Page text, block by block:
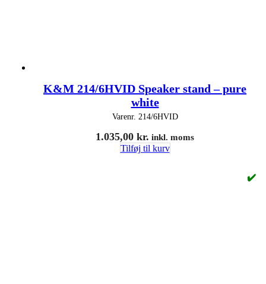
K&M 214/6HVID Speaker stand – pure
white
Varenr. 214/6HVID
1.035,00 kr. inkl. moms
Tilføj til kurv
✔️